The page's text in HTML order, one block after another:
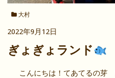
大村
2022年9月12日
ぎょぎょランド
こんにちは！てあてるの芽